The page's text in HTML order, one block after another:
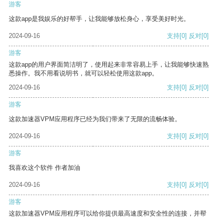
游客
这款app是我娱乐的好帮手，让我能够放松身心，享受美好时光。
2024-09-16 支持[0] 反对[0]
游客
这款app的用户界面简洁明了，使用起来非常容易上手，让我能够快速熟
悉操作。我不用看说明书，就可以轻松使用这款app。
2024-09-16
支持[0] 反对[0]
游客
这款加速器VPM应用程序已经为我们带来了无限的流畅体验。
2024-09-16 支持[0] 反对[0]
游客
我喜欢这个软件 作者加油
2024-09-16 支持[0] 反对[0]
游客
这款加速器VPM应用程序可以给你提供最高速度和安全性的连接，并帮